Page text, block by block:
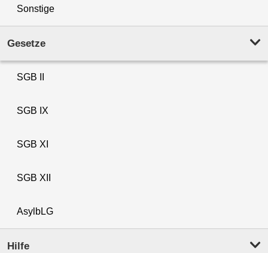
Sonstige
Gesetze
SGB II
SGB IX
SGB XI
SGB XII
AsylbLG
Hilfe